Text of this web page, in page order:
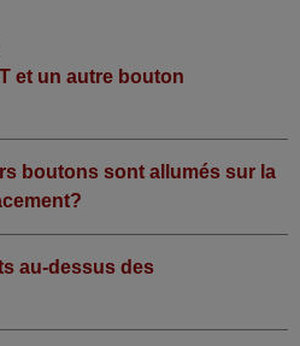
et un autre bouton
boutons sont allumés sur la
au-dessus des